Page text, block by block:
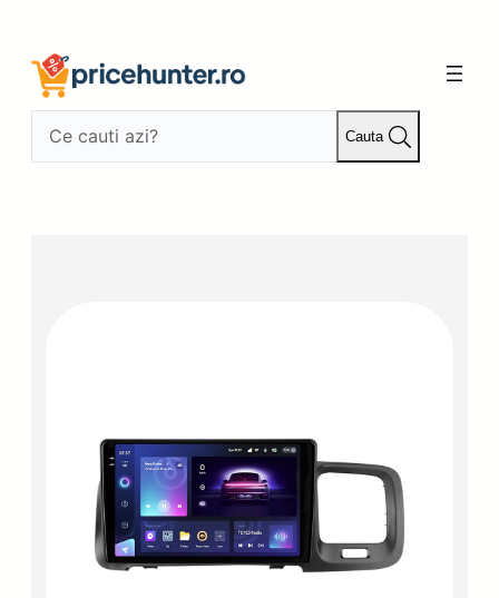
conținut
Cauta